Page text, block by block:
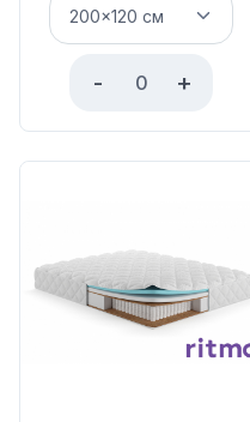
- +